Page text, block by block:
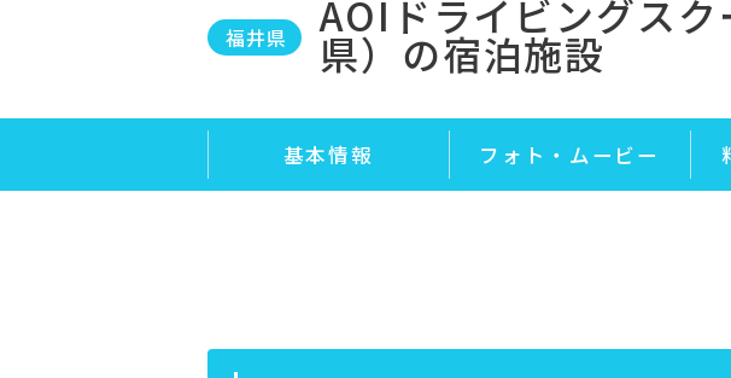
福井県 AOIドライビングス
県）の宿泊施設
基本情報 フォト・ ムービー